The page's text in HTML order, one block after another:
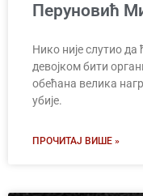
Перуновић
Нико није слутио
девојком бити
обећана велика
убије.
ПРОЧИТАЈ ВИШЕ »